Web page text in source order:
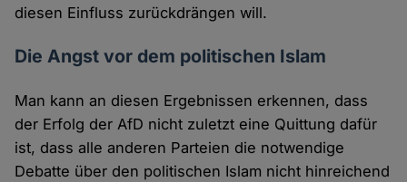
diesen Einfluss zurückdrängen will.
Die Angst vor dem politischen Islam
Man kann an diesen Ergebnissen erkennen, dass
der Erfolg der AfD nicht zuletzt eine Quittung dafür
ist, dass alle anderen Parteien die notwendige
Debatte über den politischen Islam nicht hinreichend